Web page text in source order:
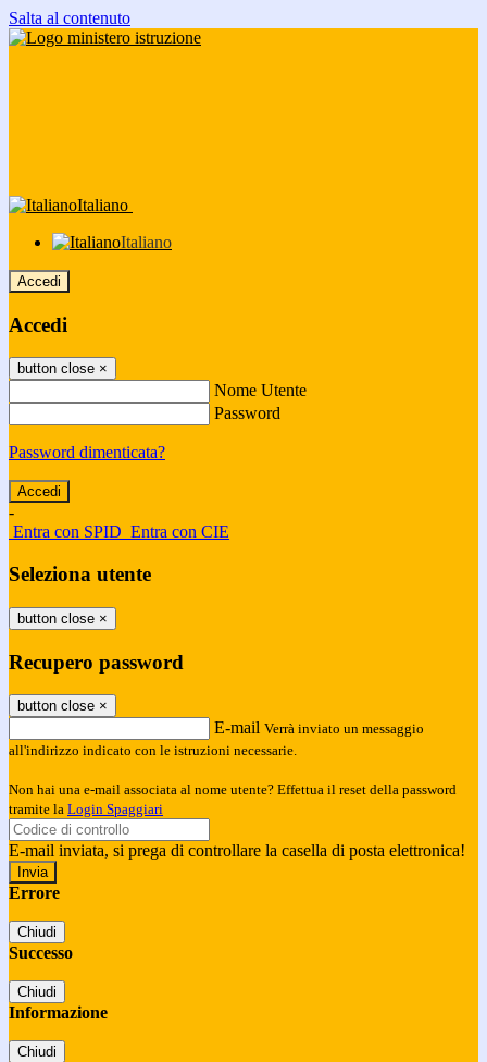
Salta al contenuto
Italiano
Italiano
Accedi
Accedi
button close ×
Nome Utente
Password
Password dimenticata?
-
Entra con SPID Entra con CIE
Seleziona utente
button close ×
Recupero password
button close ×
E-mail Verrà inviato un messaggio
all'indirizzo indicato con le istruzioni necessarie.
Non hai una e-mail associata al nome utente? Effettua il reset della password
tramite la Login Spaggiari
E-mail inviata, si prega di controllare la casella di posta elettronica!
Errore
Chiudi
Successo
Chiudi
Informazione
Chiudi